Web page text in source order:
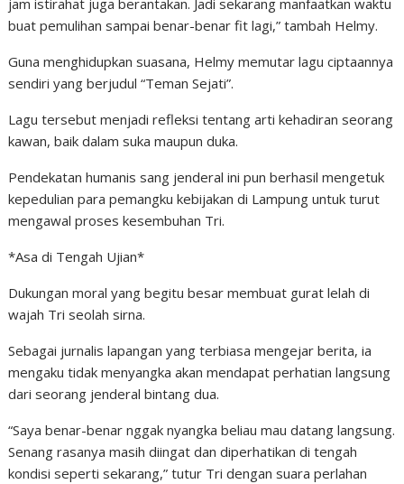
buat pemulihan sampai benar-benar fit lagi,” tambah Helmy.
Guna menghidupkan suasana, Helmy memutar lagu ciptaannya
sendiri yang berjudul “Teman Sejati”.
Lagu tersebut menjadi refleksi tentang arti kehadiran seorang
kawan, baik dalam suka maupun duka.
Pendekatan humanis sang jenderal ini pun berhasil mengetuk
kepedulian para pemangku kebijakan di Lampung untuk turut
mengawal proses kesembuhan Tri.
*Asa di Tengah Ujian*
Dukungan moral yang begitu besar membuat gurat lelah di
wajah Tri seolah sirna.
Sebagai jurnalis lapangan yang terbiasa mengejar berita, ia
mengaku tidak menyangka akan mendapat perhatian langsung
dari seorang jenderal bintang dua.
“Saya benar-benar nggak nyangka beliau mau datang langsung.
Senang rasanya masih diingat dan diperhatikan di tengah
kondisi seperti sekarang,” tutur Tri dengan suara perlahan